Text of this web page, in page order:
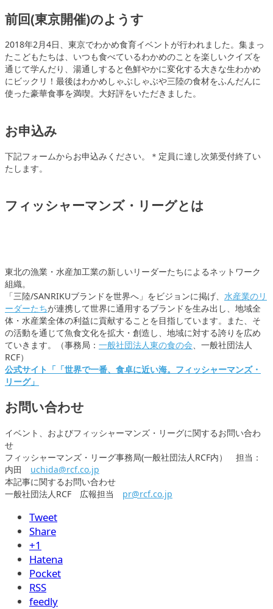
前回(東京開催)のようす
2018年2月4日、東京でわかめ食育イベントが行われました。集まっ
たこどもたちは、いつも食べているわかめのことを楽しいクイズを
通じて学んだり、湯通しすると色鮮やかに変化する大きな生わかめ
にビックリ！最後はわかめしゃぶしゃぶや三陸の食材をふんだんに
使った豪華食事を満喫。大好評をいただきました。
お申込み
下記フォームからお申込みください。＊定員に達し次第受付終了い
たします。
フィッシャーマンズ・リーグとは
東北の漁業・水産加工業の新しいリーダーたちによるネットワーク
組織。
「三陸/SANRIKUブランドを世界へ」をビジョンに掲げ、 水産業のリ
ーダーたちが連携して世界に通用するブランドを生み出し、地域全
体・水産業全体の利益に貢献することを目指しています。また、そ
の活動を通じて魚食文化を拡大・創造し、地域に対する誇りを広め
ていきます。（事務局： 一般社団法人東の食の会 、一般社団法人
RCF）
公式サイト「「世界で一番、食卓に近い海。フィッシャーマンズ・
リーグ」
お問い合わせ
イベント、およびフィッシャーマンズ・リーグに関するお問い合わ
せ
フィッシャーマンズ・リーグ事務局(一般社団法人RCF内） 担当：
内田 uchida@rcf.co.jp
本記事に関するお問い合わせ
一般社団法人RCF 広報担当 pr@rcf.co.jp
Tweet
Share
+1
Hatena
Pocket
RSS
feedly